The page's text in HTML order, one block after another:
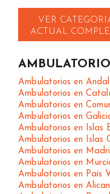
VER
ACTUAL
Ambulatorios en
Ambulatorios en
Ambulatorios en
Ambulatorios en
Ambulatorios en Islas
Ambulatorios en Islas
Ambulatorios en
Ambulatorios en
Ambulatorios en Pais
Ambulatorios en